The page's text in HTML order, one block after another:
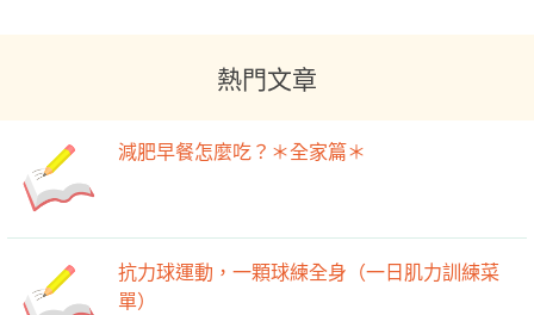
熱門文章
減肥早餐怎麼吃？＊全家篇＊
抗力球運動，一顆球練全身（一日肌力訓練菜
單）